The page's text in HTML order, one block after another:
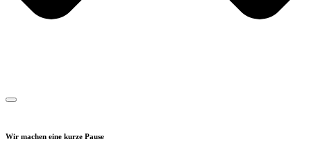
Wir machen eine kurze Pause